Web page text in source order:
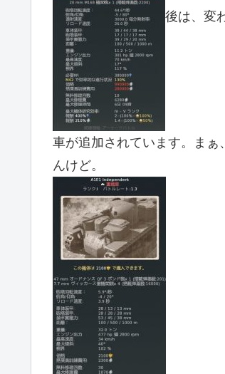
後は、変
車が追加されています。ま
んけど。